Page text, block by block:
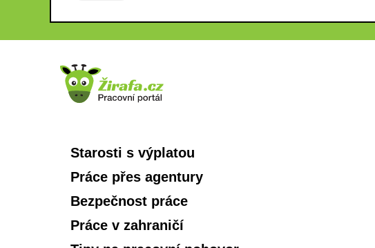
Starosti s výplatou
Práce přes agentury
Bezpečnost práce
Práce v zahraničí